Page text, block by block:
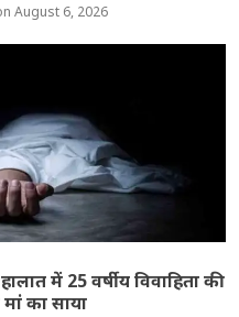
August 6, 2026
में 25 वर्षीय विवाहिता की
का साया